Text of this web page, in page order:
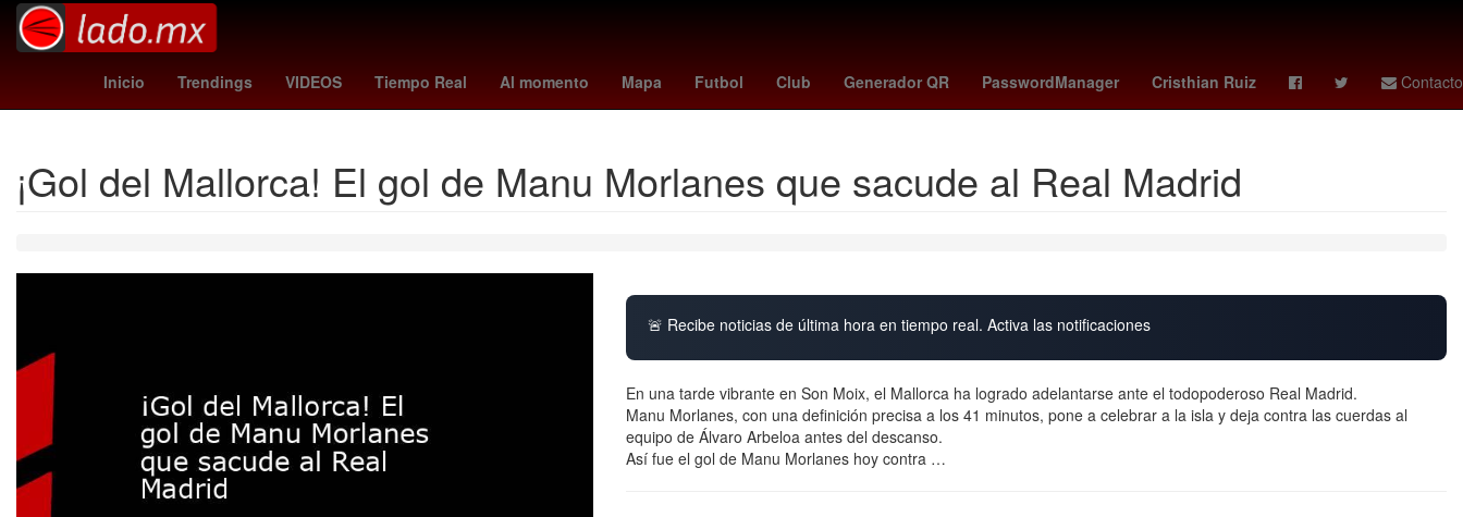
Inicio Trendings VIDEOS Tiempo Real Al momento Mapa Futbol Club Generador QR PasswordManager Cristhian Ruiz Contacto
andré jardine tabla general liga mx 2026 arsenal vs Rosario alerta por precipitaciones peppa pig florian monzon club atlético morelia España HBO
¡Gol del Mallorca! El gol de Manu Morlanes que sacude al Real Madrid
🚨 Recibe noticias de última hora en tiempo real. Activa las notificaciones
En una tarde vibrante en Son Moix, el Mallorca ha logrado adelantarse ante el todopoderoso Real Madrid.
Manu Morlanes, con una definición precisa a los 41 minutos, pone a celebrar a la isla y deja contra las cuerdas al
equipo de Álvaro Arbeloa antes del descanso.
Así fue el gol de Manu Morlanes hoy contra …